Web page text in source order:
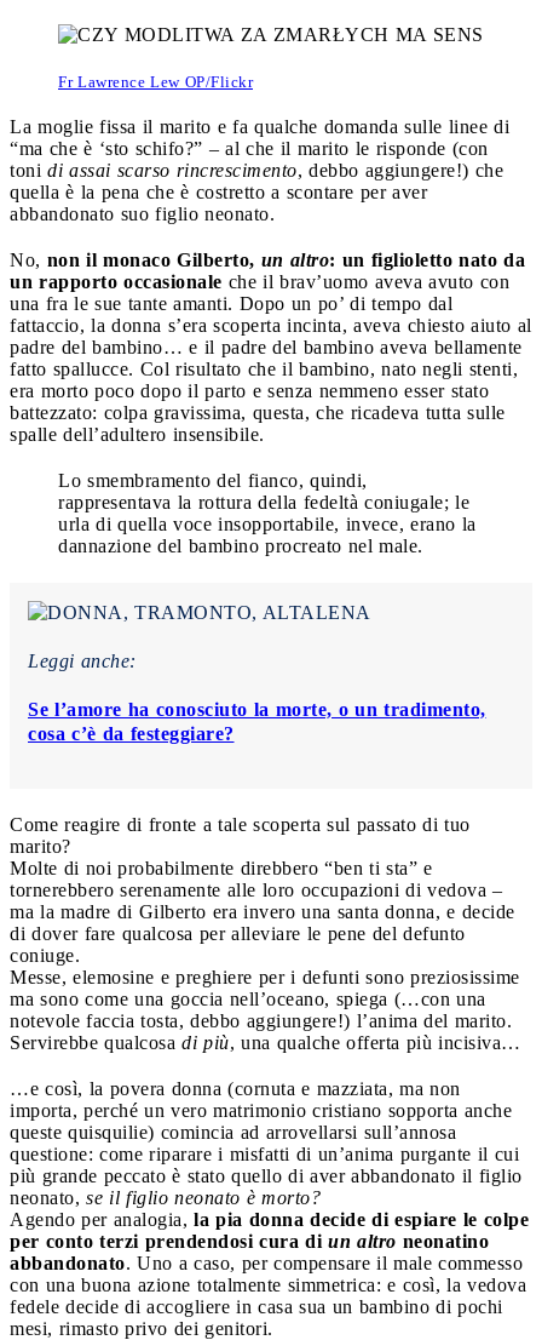
Fr Lawrence Lew OP/Flickr
La moglie fissa il marito e fa qualche domanda sulle linee di
“ma che è ‘sto schifo?” – al che il marito le risponde (con
toni di assai scarso rincrescimento, debbo aggiungere!) che
quella è la pena che è costretto a scontare per aver
abbandonato suo figlio neonato.
No, non il monaco Gilberto, un altro: un figlioletto nato da
un rapporto occasionale che il brav’uomo aveva avuto con
una fra le sue tante amanti. Dopo un po’ di tempo dal
fattaccio, la donna s’era scoperta incinta, aveva chiesto aiuto al
padre del bambino… e il padre del bambino aveva bellamente
fatto spallucce. Col risultato che il bambino, nato negli stenti,
era morto poco dopo il parto e senza nemmeno esser stato
battezzato: colpa gravissima, questa, che ricadeva tutta sulle
spalle dell’adultero insensibile.
Lo smembramento del fianco, quindi,
rappresentava la rottura della fedeltà coniugale; le
urla di quella voce insopportabile, invece, erano la
dannazione del bambino procreato nel male.
Leggi anche:
Se l’amore ha conosciuto la morte, o un tradimento,
cosa c’è da festeggiare?
Come reagire di fronte a tale scoperta sul passato di tuo
marito?
Molte di noi probabilmente direbbero “ben ti sta” e
tornerebbero serenamente alle loro occupazioni di vedova –
ma la madre di Gilberto era invero una santa donna, e decide
di dover fare qualcosa per alleviare le pene del defunto
coniuge.
Messe, elemosine e preghiere per i defunti sono preziosissime
ma sono come una goccia nell’oceano, spiega (…con una
notevole faccia tosta, debbo aggiungere!) l’anima del marito.
Servirebbe qualcosa di più, una qualche offerta più incisiva…
…e così, la povera donna (cornuta e mazziata, ma non
importa, perché un vero matrimonio cristiano sopporta anche
queste quisquilie) comincia ad arrovellarsi sull’annosa
questione: come riparare i misfatti di un’anima purgante il cui
più grande peccato è stato quello di aver abbandonato il figlio
neonato, se il figlio neonato è morto?
Agendo per analogia, la pia donna decide di espiare le colpe
per conto terzi prendendosi cura di un altro neonatino
abbandonato. Uno a caso, per compensare il male commesso
con una buona azione totalmente simmetrica: e così, la vedova
fedele decide di accogliere in casa sua un bambino di pochi
mesi, rimasto privo dei genitori.